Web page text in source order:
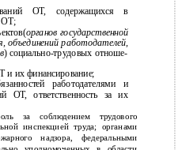
ОТ, содержащихся в
ОТ;
органов государственной
объединений работодателей,
) социально-трудовых отноше-
и их финансирование;
работодателями и
ОТ, ответственность за их
за соблюдением трудового
инспекцией труда; органами
надзора, федеральными